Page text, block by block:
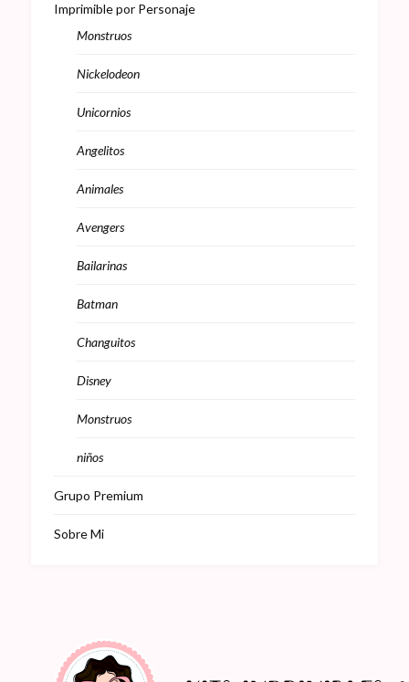
Imprimible por Personaje
Monstruos
Nickelodeon
Unicornios
Angelitos
Animales
Avengers
Bailarinas
Batman
Changuitos
Disney
Monstruos
niños
Grupo Premium
Sobre Mi